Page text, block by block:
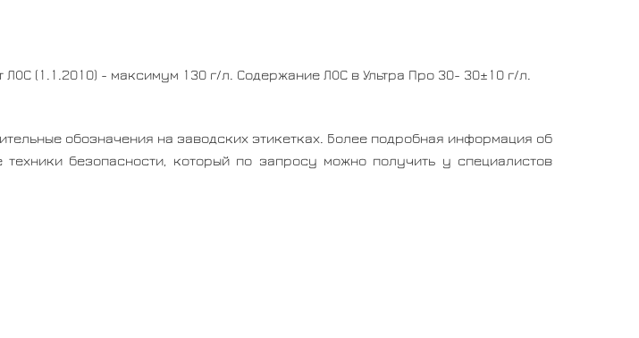
(1.1.2010) - максимум 130 г/л. Содержание ЛОС в Ультра Про 30- 30±10 г/л.
обозначения на заводских этикетках. Более подробная информация об
безопасности, который по запросу можно получить у специалистов